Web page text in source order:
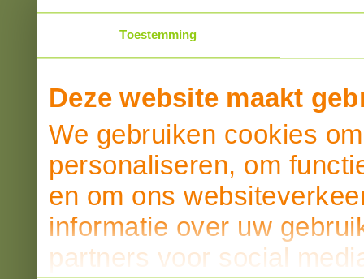
Toestemming
Deze website maakt
We gebruiken cookies
personaliseren, om
en om ons
informatie over uw
partners voor social